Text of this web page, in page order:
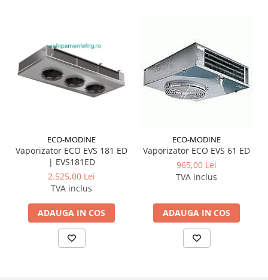
ECO-MODINE
Vaporizator ECO EVS 181 ED
| EVS181ED
2.525,00 Lei
TVA inclus
ADAUGA IN COS
ECO-MODINE
Vaporizator ECO EVS 61 ED
965,00 Lei
TVA inclus
ADAUGA IN COS